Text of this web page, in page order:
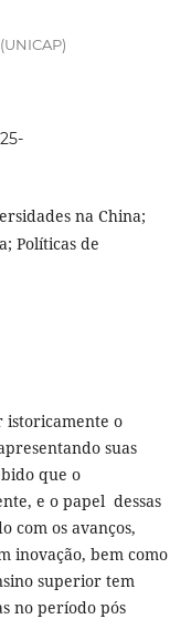
na China;
Políticas de
istoricamente o
suas
que o
e o papel dessas
com os avanços,
inovação, bem como
superior tem
no período pós